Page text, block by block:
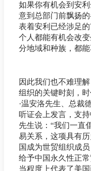
如果你有机会到安
意到总部门前飘扬
表着安利已经涉足
个人都能有机会改
分地域和种族，都
因此我们也不难理
组织的关键时刻，
·温安洛先生、总裁
听证会上发言，支
先生说：“我们一直
易关系，这项具有
国成为世贸组织成
给予中国永久性正
当程度上代表了美